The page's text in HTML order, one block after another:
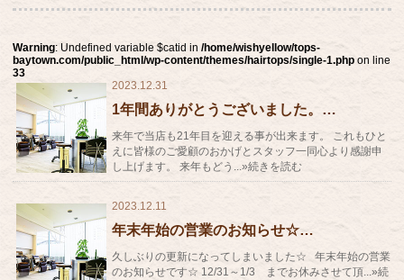
Warning: Undefined variable $catid in/home/wishyellow/tops-
baytown.com/public_html/wp-content/themes/hairtops/single-1.php on line
33
2023.12.31
1年間ありがとうございました。…
来年で当店も21年目を迎える事が出来ます。 これもひと
えに皆様のご愛顧のおかげとスタッフ一同心より感謝申
し上げます。 来年もどう...»続きを読む
2023.12.11
年末年始の営業のお知らせ☆…
久しぶりの更新になってしまいました☆ 年末年始の営業
のお知らせです☆ 12/31～1/3 までお休みさせて頂...»続